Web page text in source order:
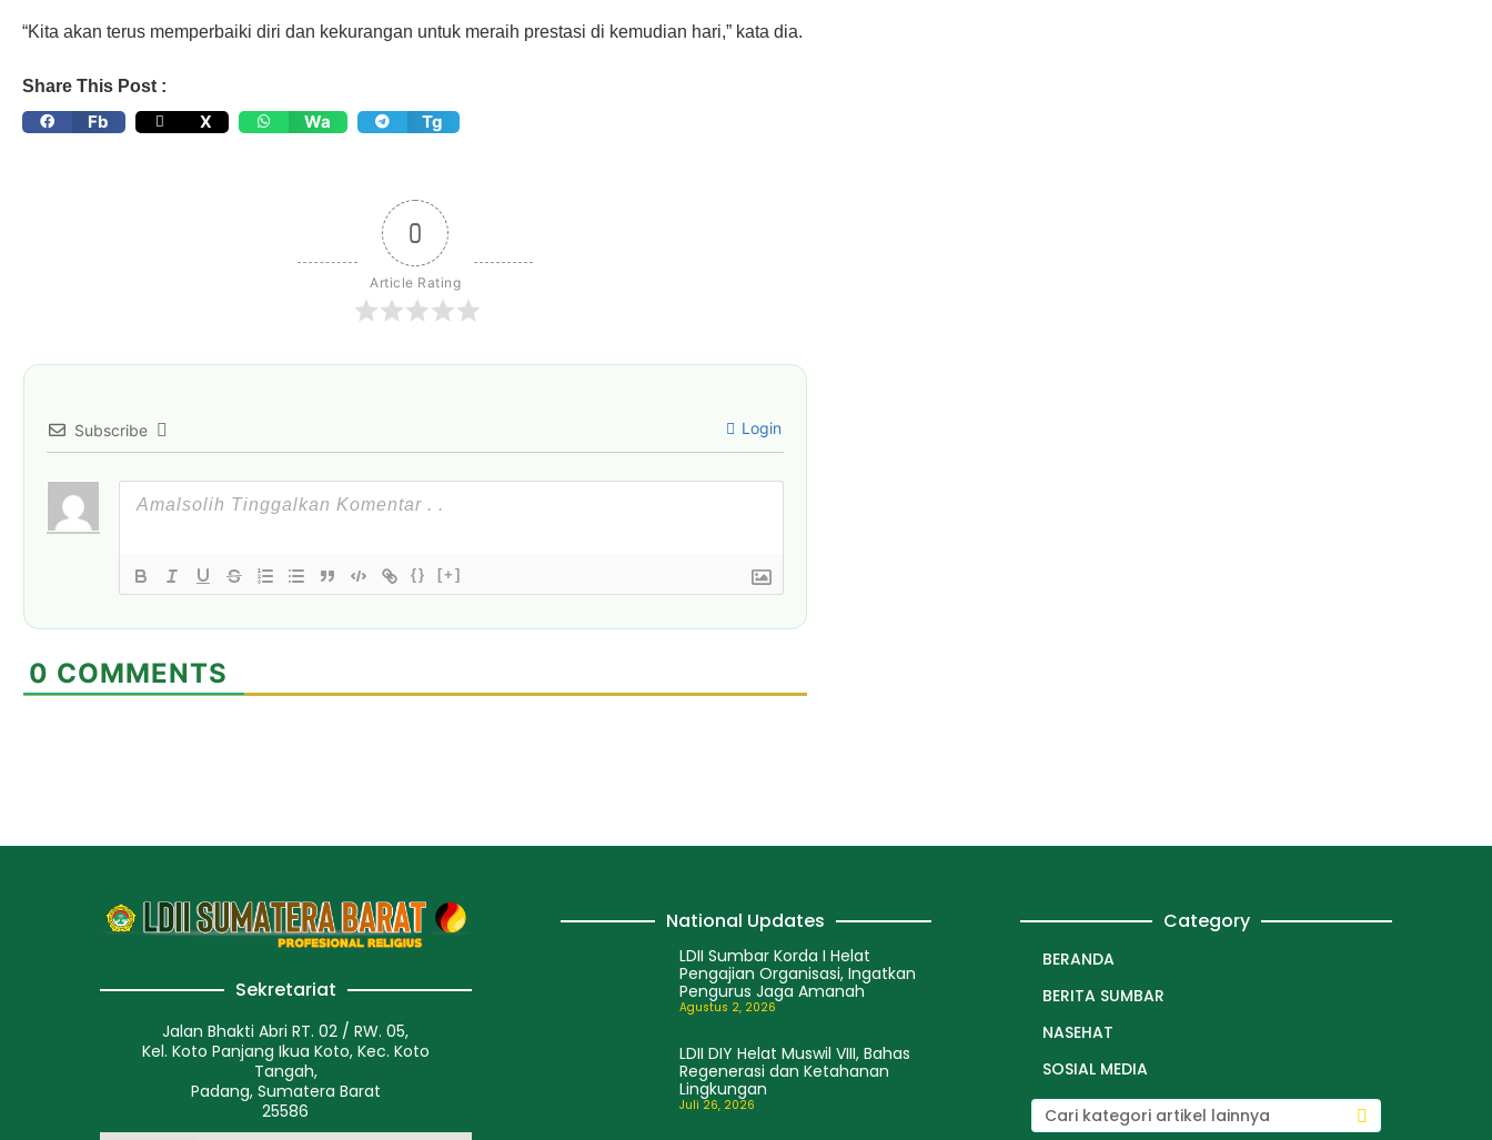
“Kita akan terus memperbaiki diri dan kekurangan untuk meraih prestasi di kemudian hari,” kata dia.
Share This Post :
Fb X Wa Tg
0
Article Rating
Subscribe Login
{} [+]
0 COMMENTS
Sekretariat
Jalan Bhakti Abri RT. 02 / RW. 05,
Kel. Koto Panjang Ikua Koto, Kec. Koto
Tangah,
Padang, Sumatera Barat
25586
National Updates
LDII Sumbar Korda I Helat
Pengajian Organisasi, Ingatkan
Pengurus Jaga Amanah
Agustus 2, 2026
LDII DIY Helat Muswil VIII, Bahas
Regenerasi dan Ketahanan
Lingkungan
Juli 26, 2026
Category
BERANDA
BERITA SUMBAR
NASEHAT
SOSIAL MEDIA